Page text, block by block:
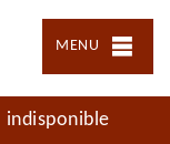
MENU
indisponible